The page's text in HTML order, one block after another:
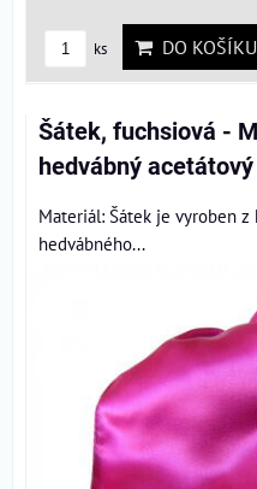
ks DO KOŠÍKU
Šátek, fuchsiová -
hedvábný
Materiál: Šátek je vyroben
hedvábného...